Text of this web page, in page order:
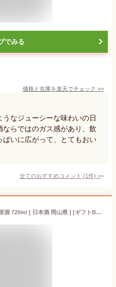
でみる
価格と在庫を楽天でチェック >>
なジューシーな味わいの日
らではのガス感があり、飲
いに広がって、とてもおい
全てのおすすめコメント (1件) >
木村式奇跡のお酒 純米大吟醸原酒 720ml [ 日本酒 岡山県 ] [ギフトBox入り]